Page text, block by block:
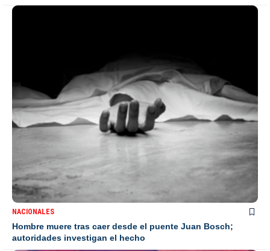
NACIONALES
Hombre muere tras caer desde el puente Juan Bosch;
autoridades investigan el hecho